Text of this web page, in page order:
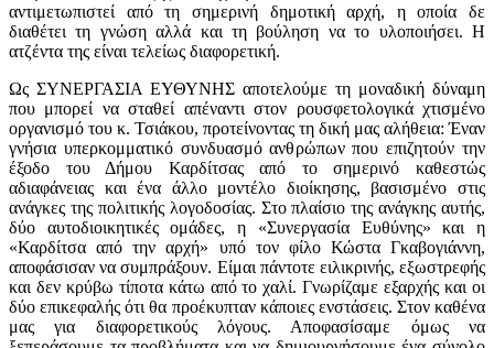
αντιμετωπιστεί από τη σημερινή δημοτική αρχή, η οποία δε
διαθέτει τη γνώση αλλά και τη βούληση να το υλοποιήσει. Η
ατζέντα της είναι τελείως διαφορετική.
Ως ΣΥΝΕΡΓΑΣΙΑ ΕΥΘΥΝΗΣ αποτελούμε τη μοναδική δύναμη
που μπορεί να σταθεί απέναντι στον ρουσφετολογικά χτισμένο
οργανισμό του κ. Τσιάκου, προτείνοντας τη δική μας αλήθεια: Έναν
γνήσια υπερκομματικό συνδυασμό ανθρώπων που επιζητούν την
έξοδο του Δήμου Καρδίτσας από το σημερινό καθεστώς
αδιαφάνειας και ένα άλλο μοντέλο διοίκησης, βασισμένο στις
ανάγκες της πολιτικής λογοδοσίας. Στο πλαίσιο της ανάγκης αυτής,
δύο αυτοδιοικητικές ομάδες, η «Συνεργασία Ευθύνης» και η
«Καρδίτσα από την αρχή» υπό τον φίλο Κώστα Γκαβογιάννη,
αποφάσισαν να συμπράξουν. Είμαι πάντοτε ειλικρινής, εξωστρεφής
και δεν κρύβω τίποτα κάτω από το χαλί. Γνωρίζαμε εξαρχής και οι
δύο επικεφαλής ότι θα προέκυπταν κάποιες ενστάσεις. Στον καθένα
μας για διαφορετικούς λόγους. Αποφασίσαμε όμως να